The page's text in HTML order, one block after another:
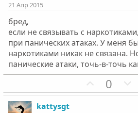
н
ы
й
г
о
о
21 Апр 2015
бред,
если не связывать с
при панических атаках. У меня
наркотиками никак не связана.
панические атаки, точь-в-точь
П
о
0
kattysgt